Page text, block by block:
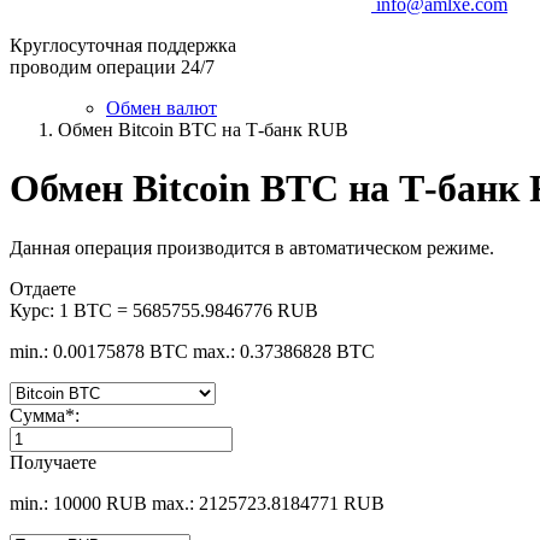
info@amlxe.com
Круглосуточная поддержка
проводим операции 24/7
Обмен валют
Обмен Bitcoin BTC на Т-банк RUB
Обмен Bitcoin BTC на Т-банк
Данная операция производится в автоматическом режиме.
Отдаете
Курс: 1 BTC = 5685755.9846776 RUB
min.: 0.00175878 BTC max.: 0.37386828 BTC
Сумма*:
Получаете
min.: 10000 RUB max.: 2125723.8184771 RUB